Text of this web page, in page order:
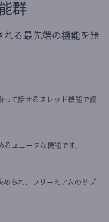
群
れる最先端の機能を無
って話せるスレッド機能で読
ユニークな機能です。
められ、フリーミアムのサブ